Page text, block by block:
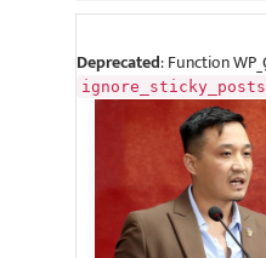
Deprecated: Function
ignore_sticky_posts